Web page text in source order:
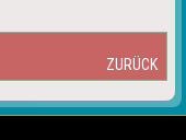
ZURÜCK